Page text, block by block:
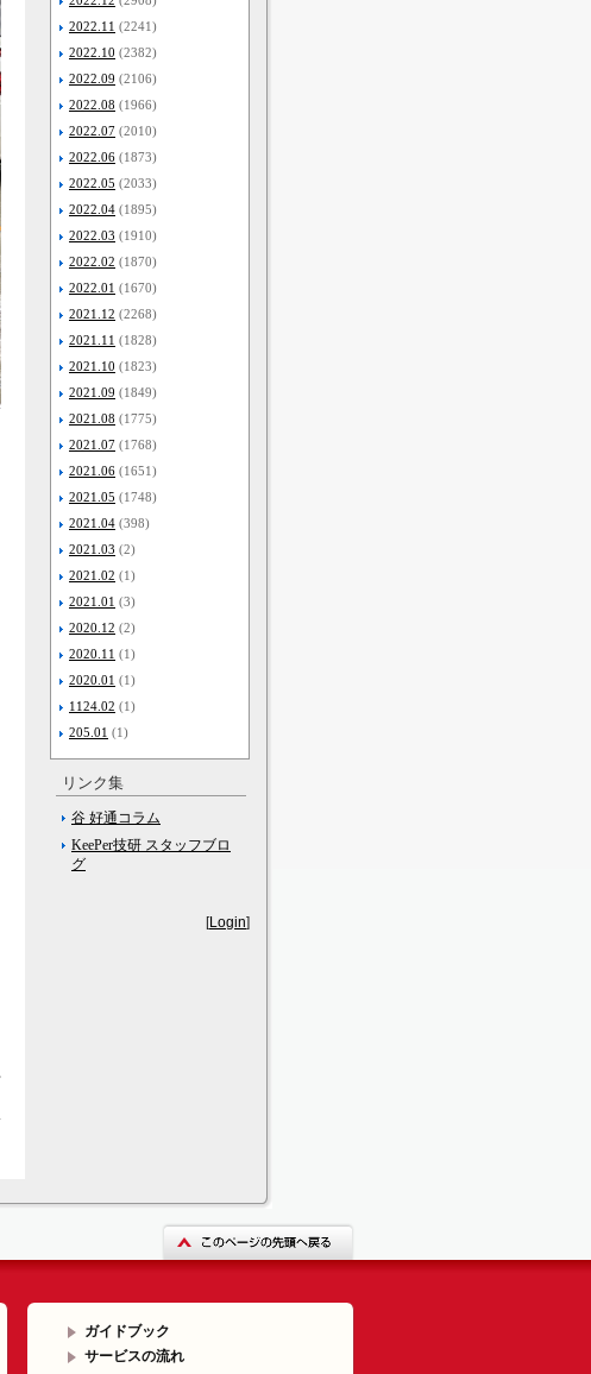
2022.11 (2241)
2022.10 (2382)
2022.09 (2106)
2022.08 (1966)
2022.07 (2010)
2022.06 (1873)
2022.05 (2033)
2022.04 (1895)
2022.03 (1910)
2022.02 (1870)
2022.01 (1670)
2021.12 (2268)
2021.11 (1828)
2021.10 (1823)
2021.09 (1849)
2021.08 (1775)
2021.07 (1768)
2021.06 (1651)
2021.05 (1748)
2021.04 (398)
2021.03 (2)
2021.02 (1)
2021.01 (3)
2020.12 (2)
2020.11 (1)
2020.01 (1)
1124.02 (1)
205.01 (1)
リンク集
谷 好通コラム
KeePer技研 スタッフブロ
グ
[Login]
ガイドブック
サービスの流れ